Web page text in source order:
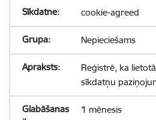
cookie-agreed
Nepieciešams
Reģistrē, ka
sīkdatņu
1 mēnesis